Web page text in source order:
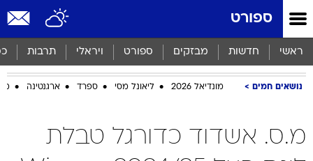
ספורט
ראשי חדשות מבזקים ספורט ויראלי תרבות
נושאים חמים מונדיאל 2026 ליאונל מסי ספרד ארגנטינה
מ.ס. אשדוד כדורגל טבלת